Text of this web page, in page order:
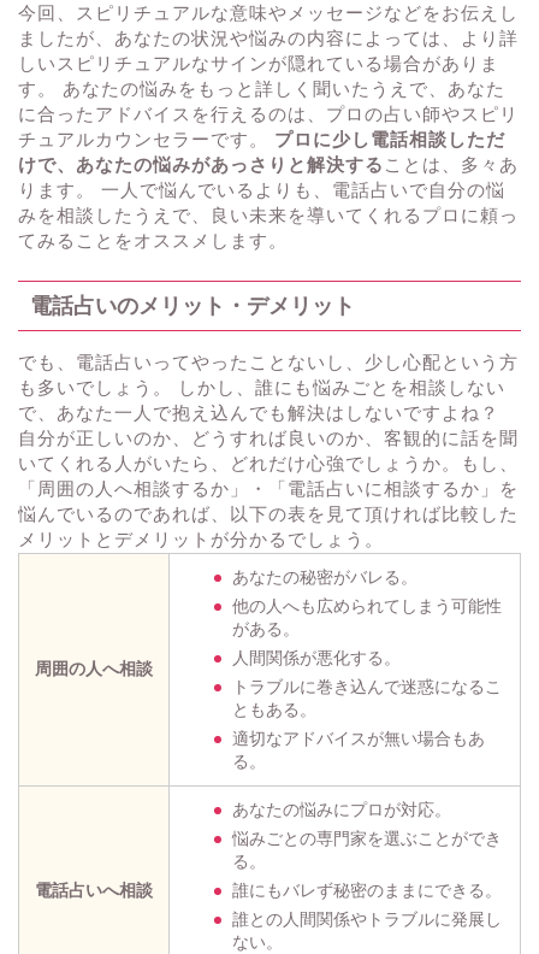
今回、スピリチュアルな意味やメッセージなどをお伝えし
ましたが、あなたの状況や悩みの内容によっては、より詳
しいスピリチュアルなサインが隠れている場合がありま
す。 あなたの悩みをもっと詳しく聞いたうえで、あなた
に合ったアドバイスを行えるのは、プロの占い師やスピリ
チュアルカウンセラーです。 プロに少し電話相談しただ
けで、あなたの悩みがあっさりと解決する ことは、多々あ
ります。 一人で悩んでいるよりも、電話占いで自分の悩
みを相談したうえで、良い未来を導いてくれるプロに頼っ
てみることをオススメします。
電話占いのメリット・デメリット
でも、電話占いってやったことないし、少し心配という方
も多いでしょう。 しかし、誰にも悩みごとを相談しない
で、あなた一人で抱え込んでも解決はしないですよね？
自分が正しいのか、どうすれば良いのか、客観的に話を聞
いてくれる人がいたら、どれだけ心強でしょうか。もし、
「周囲の人へ相談するか」・「電話占いに相談するか」を
悩んでいるのであれば、以下の表を見て頂ければ比較した
メリットとデメリットが分かるでしょう。
周囲の人へ相談
あなたの秘密がバレる。
他の人へも広められてしまう可能性
がある。
人間関係が悪化する。
トラブルに巻き込んで迷惑になるこ
ともある。
適切なアドバイスが無い場合もあ
る。
電話占いへ相談
あなたの悩みにプロが対応。
悩みごとの専門家を選ぶことができ
る。
誰にもバレず秘密のままにできる。
誰との人間関係やトラブルに発展し
ない。